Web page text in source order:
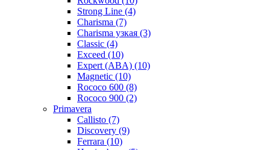
Strong Line (4)
Charisma (7)
Charisma узкая (3)
Classic (4)
Exceed (10)
Expert (ABA) (10)
Magnetic (10)
Roсoсo 600 (8)
Rococo 900 (2)
Primavera
Callisto (7)
Discovery (9)
Ferrara (10)